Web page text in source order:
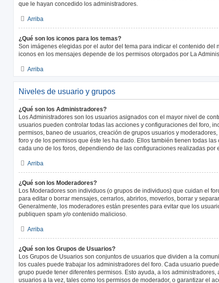
que le hayan concedido los administradores.
Arriba
¿Qué son los iconos para los temas?
Son imágenes elegidas por el autor del tema para indicar el contenido del
iconos en los mensajes depende de los permisos otorgados por La
Arriba
Niveles de usuario y grupos
¿Qué son los Administradores?
Los Administradores son los usuarios asignados con el mayor nivel de
usuarios pueden controlar todas las acciones y configuraciones del foro,
permisos, baneo de usuarios, creación de grupos usuarios y
foro y de los permisos que éste les ha dado. Ellos también tienen todas
cada uno de los foros, dependiendo de las configuraciones realizadas por
Arriba
¿Qué son los Moderadores?
Los Moderadores son individuos (o grupos de individuos) que cuidan el
para editar o borrar mensajes, cerrarlos, abrirlos, moverlos, borrar y
Generalmente, los moderadores están presentes para evitar que los
publiquen spam y/o contenido malicioso.
Arriba
¿Qué son los Grupos de Usuarios?
Los Grupos de Usuarios son conjuntos de usuarios que dividen a la
los cuales puede trabajar los administradores del foro. Cada usuario
grupo puede tener diferentes permisos. Esto ayuda, a los
usuarios a la vez, tales como los permisos de moderador, o garantizar el